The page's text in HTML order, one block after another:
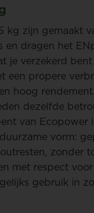
kg zijn gemaakt
en dragen het
je verzekerd
een propere
hoog rendement.
dezelfde
van Ecopower
vorm:
zonder
met respect
gebruik in